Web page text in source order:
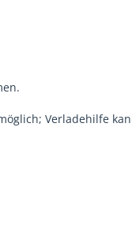
Verladehilfe